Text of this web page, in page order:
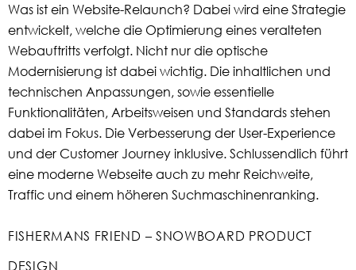
Was ist ein Website-Relaunch? Dabei wird eine Strategie
entwickelt, welche die Optimierung eines veralteten
Webauftritts verfolgt. Nicht nur die optische
Modernisierung ist dabei wichtig. Die inhaltlichen und
technischen Anpassungen, sowie essentielle
Funktionalitäten, Arbeitsweisen und Standards stehen
dabei im Fokus. Die Verbesserung der User-Experience
und der Customer Journey inklusive. Schlussendlich führt
eine moderne Webseite auch zu mehr Reichweite,
Traffic und einem höheren Suchmaschinenranking.
FISHERMANS FRIEND – SNOWBOARD PRODUCT
DESIGN